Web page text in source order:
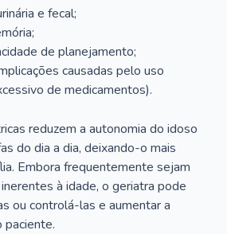
e fecal;
de planejamento;
causadas pelo uso
de medicamentos).
reduzem a autonomia do idoso
do dia a dia, deixando-o mais
Embora frequentemente sejam
à idade, o geriatra pode
ou controlá-las e aumentar a
paciente.